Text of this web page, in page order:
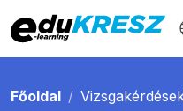
Főoldal